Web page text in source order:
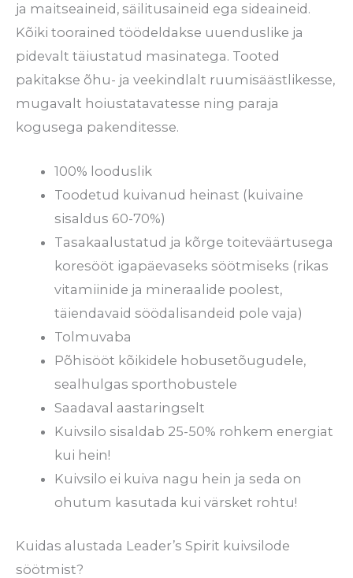
ja maitseaineid, säilitusaineid ega sideaineid.
Kõiki toorained töödeldakse uuenduslike ja
pidevalt täiustatud masinatega. Tooted
pakitakse õhu- ja veekindlalt ruumisäästlikesse,
mugavalt hoiustatavatesse ning paraja
kogusega pakenditesse.
100% looduslik
Toodetud kuivanud heinast (kuivaine
sisaldus 60-70%)
Tasakaalustatud ja kõrge toiteväärtusega
koresööt igapäevaseks söötmiseks (rikas
vitamiinide ja mineraalide poolest,
täiendavaid söödalisandeid pole vaja)
Tolmuvaba
Põhisööt kõikidele hobusetõugudele,
sealhulgas sporthobustele
Saadaval aastaringselt
Kuivsilo sisaldab 25-50% rohkem energiat
kui hein!
Kuivsilo ei kuiva nagu hein ja seda on
ohutum kasutada kui värsket rohtu!
Kuidas alustada Leader’s Spirit kuivsilode
söötmist?